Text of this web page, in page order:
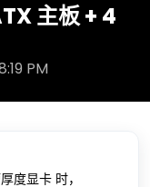
主板 + 4
PM
度显卡 时，